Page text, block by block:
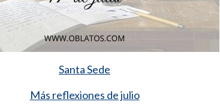
Santa Sede
Más reflexiones de julio